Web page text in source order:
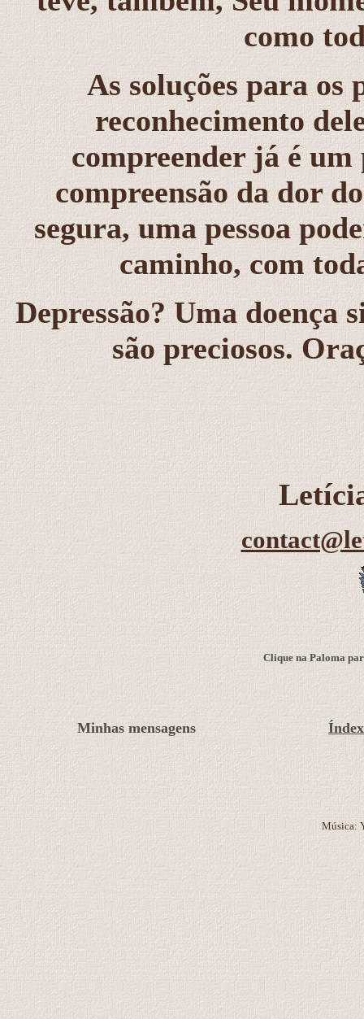
como
As soluções para os
reconhecimento
compreender já é um
compreensão da dor
segura, uma pessoa
caminho, com
Depressão? Uma doença
são preciosos.
Clique na Paloma
Minhas mensagens
Música: